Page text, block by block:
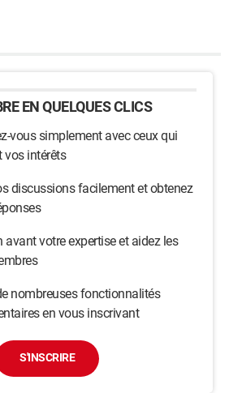
EN QUELQUES CLICS
vous simplement avec ceux qui
vos intérêts
discussions facilement et obtenez
avant votre expertise et aidez les
nombreuses fonctionnalités
en vous inscrivant
S'INSCRIRE